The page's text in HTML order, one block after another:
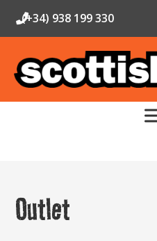
(+34) 938 199 330
Outlet